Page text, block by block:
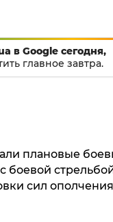
в Google сегодня,
главное завтра.
плановые
боевой
сил